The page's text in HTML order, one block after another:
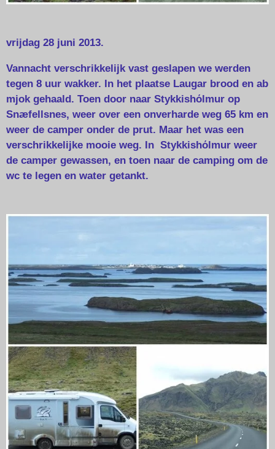
vrijdag 28 juni 2013.
Vannacht verschrikkelijk vast geslapen we werden
tegen 8 uur wakker. In het plaatse Laugar brood en ab
mjok gehaald. Toen door naar Stykkishόlmur op
Snæfellsnes, weer over een onverharde weg 65 km en
weer de camper onder de prut. Maar het was een
verschrikkelijke mooie weg. In Stykkishόlmur weer
de camper gewassen, en toen naar de camping om de
wc te legen en water getankt.